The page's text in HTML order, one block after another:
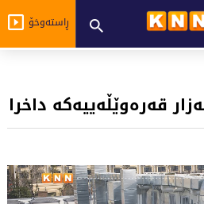
ڕاستەوخۆ
قەرەوێڵەییەکە داخرا